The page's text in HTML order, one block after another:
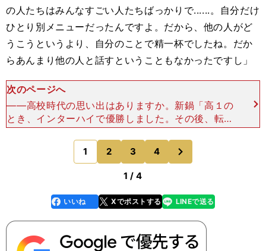
の人たちはみんなすごい人たちばっかりで......。自分だけ
ひとり別メニューだったんですよ。だから、他の人がど
うこうというより、自分のことで精一杯でしたね。だか
らあんまり他の人と話すということもなかったですし」
次のページへ
――高校時代の思い出はありますか。新鍋「高１の
とき、インターハイで優勝しました。その後、転校
しています」岩坂「私は高２のときに春高で優勝し
ました」――久光製薬に所属されていますが、久光
に入
1 2 3 4
のページへ
1 / 4
faceboo
k
いいね Xでポストする
line LINEで送る